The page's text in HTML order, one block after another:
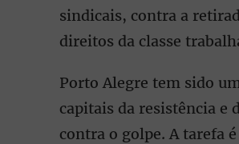
sindicais, contra a
direitos da classe
Porto Alegre tem sido
capitais da resistência e
contra o golpe. A tarefa